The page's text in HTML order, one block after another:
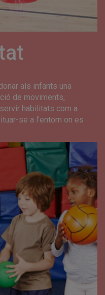
als infants una
de moviments,
habilitats com a
se a l’entorn on es